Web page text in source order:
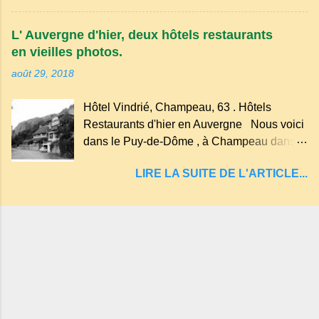
arboré.
Tazenat ou Tazanat, il est le premier et le
plus au nord de la Chaîne des Puys qui en
compte près de soixante. En Auvergne
"sans fond" et en forme d'entonnoir
entraînant vers les entrailles de la terre, les
malheureux qui s'approchaient trop de
L' Auvergne d'hier, deux hôtels restaurants
en vieilles photos.
août 29, 2018
Hôtel Vindrié, Champeau, 63 . Hôtels
Restaurants d'hier en Auvergne Nous voici
dans le Puy-de-Dôme , à Champeau dans
Servant . L'Hôtel-Restaurant Vindrié était
son jambon de pays et son poulet cocotte,
LIRE LA SUITE DE L'ARTICLE...